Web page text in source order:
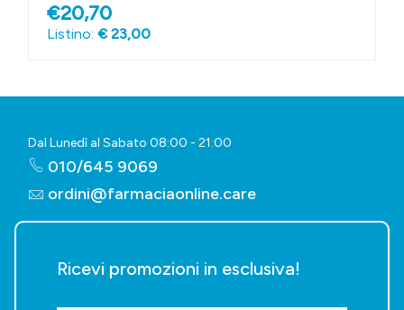
€20,70
Listino: € 23,00
Dal Lunedì al Sabato 08:00 - 21:00
010/645 9069
ordini@farmaciaonline.care
Ricevi promozioni in esclusiva!